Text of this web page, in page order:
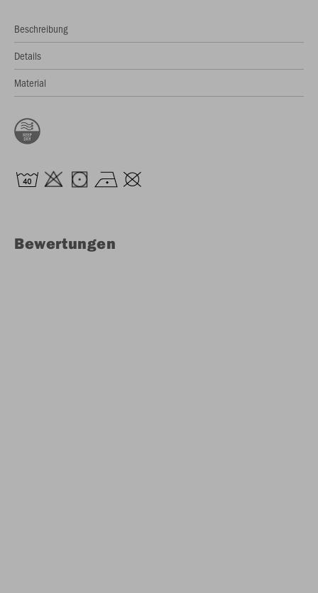
Beschreibung
Details
Material
Bewertungen